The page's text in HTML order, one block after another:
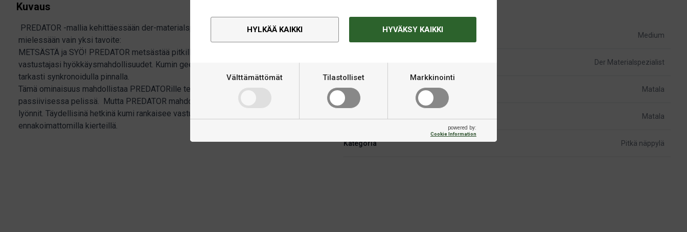
HYLKÄÄ KAIKKI HYVÄKSY KAIKKI
Välttämättömät Tilastolliset Markkinointi
powered by:
Cookie Information
Kuvaus
PREDATOR -mallia kehittäessään der-materialspezialist kehitti pitkänäppyläisen kumin
mielessään vain yksi tavoite:
METSÄSTÄ ja SYÖ! PREDATOR metsästää pitkillä näppylähampaillaan kaikki kierteet ja syö
vastustajasi hyökkäysmahdollisuudet. Kumin geeniperimä tarjoaa täydellisen hammasrivin
tarkasti synkronoidulla pinnalla.
Tämä ominaisuus mahdollistaa PREDATORille tehokkaat vastahyökkäysominaisuudet
passiivisessa pelissä. Mutta PREDATOR mahdollistaa myös hitaat ja hallitut
lyönnit. Täydellisinä hetkinä kumi rankaisee vastustajaa todella kiharaisilla ja
ennakoimattomilla kierteillä.
Medium
Der Materialspezialist
Nopeus Matala
Matala
Kategoria Pitkä näppylä